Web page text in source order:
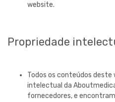
website.
Propriedade
Todos os conteúdos deste
intelectual da
fornecedores, e